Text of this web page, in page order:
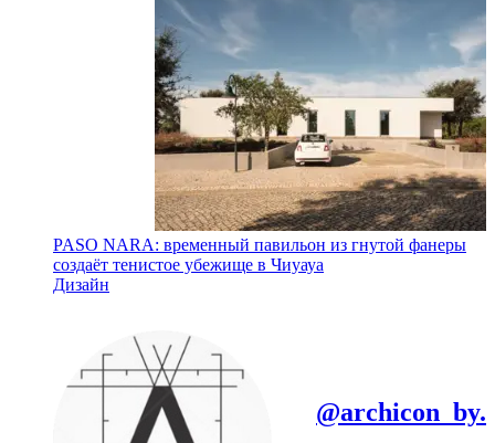
PASO NARA: временный павильон из гнутой фанеры
создаёт тенистое убежище в Чиуауа
Дизайн
@archicon_by.